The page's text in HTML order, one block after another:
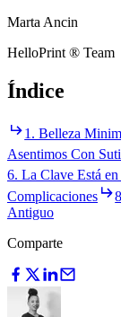
Marta Ancin
HelloPrint ® Team
Índice
1. Belleza
Asentimos Con
6. La Clave Está en
Complicaciones
Antiguo
Comparte